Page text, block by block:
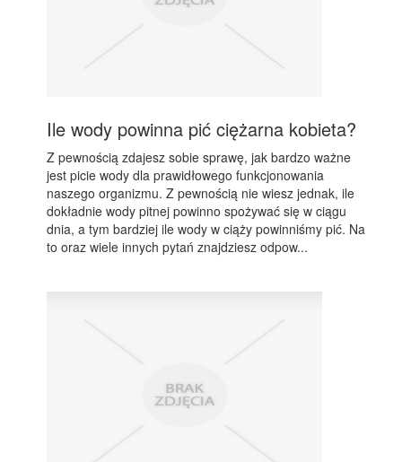
Ile wody powinna pić ciężarna kobieta?
Z pewnością zdajesz sobie sprawę, jak bardzo ważne
jest picie wody dla prawidłowego funkcjonowania
naszego organizmu. Z pewnością nie wiesz jednak, ile
dokładnie wody pitnej powinno spożywać się w ciągu
dnia, a tym bardziej ile wody w ciąży powinniśmy pić. Na
to oraz wiele innych pytań znajdziesz odpow...